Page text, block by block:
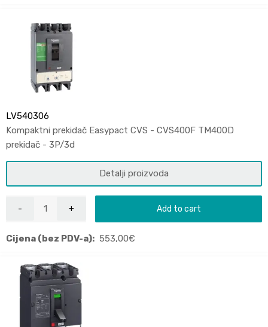
LV540306
Kompaktni prekidač Easypact CVS - CVS400F TM400D
prekidač - 3P/3d
Detalji proizvoda
Add to cart
Cijena (bez PDV-a): 553,00€